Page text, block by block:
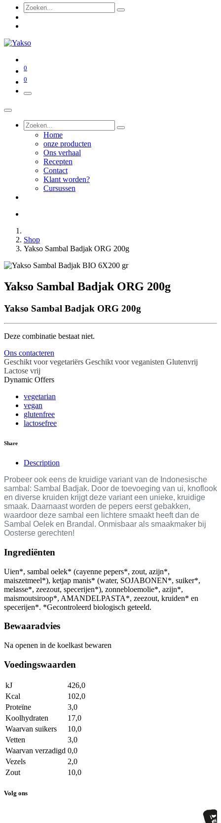
0
0
Home
onze producten
Ons verhaal
Recepten
Contact
Klant worden?
Cursussen
Shop
Yakso Sambal Badjak ORG 200g
Yakso Sambal Badjak ORG 200g
Yakso Sambal Badjak ORG 200g
Deze combinatie bestaat niet.
Ons contacteren
Geschikt voor vegetariërs Geschikt voor veganisten Glutenvrij
Lactose vrij
Dynamic Offers
vegetarian
vegan
glutenfree
lactosefree
Share
Description
Probeer ook eens de kruidige variant van de Indonesische
sambal: Sambal Badjak. Door de toevoeging van ui, knoflook
en diverse kruiden krijgt deze variant een unieke, kruidige
smaak. Daarnaast worden de pepers eerst gebakken,
waardoor deze sambal een lichtere smaakt heeft dan de
Sambal Oelek en Brandal. Onmisbaar als smaakmaker bij
Oosterse gerechten!
Ingrediënten
Uien*, sambal oelek* (cayenne pepers*, zout, azijn*,
maiszetmeel*), ketjap manis* (water, SOJABONEN*, suiker*,
melasse*, zeezout, specerijen*), zonnebloemolie*, azijn*,
maismoutsiroop*, AMANDELPASTA*, zeezout, kruiden* en
specerijen*. *Gecontroleerd biologisch geteeld.
Bewaaradvies
Na openen in de koelkast bewaren
Voedingswaarden
kJ
426,0
Kcal
102,0
Proteïne
3,0
Koolhydraten
17,0
Waarvan suikers
10,0
Vetten
3,0
Waarvan verzadigd 0,0
Vezels
2,0
Zout
10,0
Volg ons